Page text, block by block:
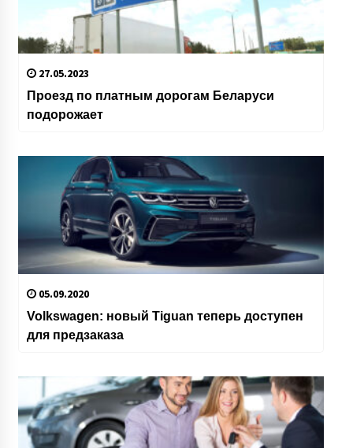
27.05.2023
Проезд по платным дорогам Беларуси
подорожает
05.09.2020
Volkswagen: новый Tiguan теперь доступен
для предзаказа